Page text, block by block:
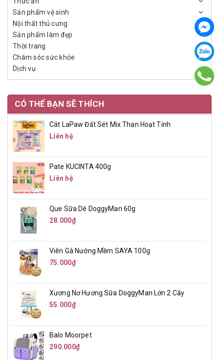
Sản phẩm vệ sinh
Nội thất thú cưng
Sản phẩm làm đẹp
Thời trang
Chăm sóc sức khỏe
Dịch vụ
CÓ THỂ BẠN SẼ THÍCH
Cát LaPaw Đất Sét Mix Than Hoạt Tính
Liên hệ
Pate KUCINTA 400g
Liên hệ
Que Sữa Dê DoggyMan 60g
28.000₫
Viên Gà Nướng Mềm SAYA 100g
75.000₫
Xương Nơ Hương Sữa DoggyMan Lớn 2 Cây
55.000₫
Balo Moorpet
290.000₫